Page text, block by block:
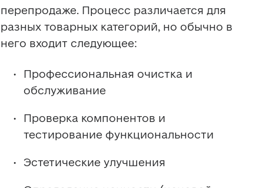
перепродаже. Процесс различается для
разных товарных категорий, но обычно в
него входит следующее:
Профессиональная очистка и
обслуживание
Проверка компонентов и
тестирование функциональности
Эстетические улучшения